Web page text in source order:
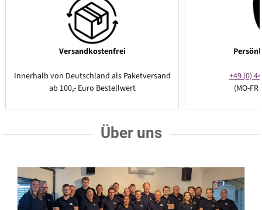
Versandkostenfrei
Innerhalb von Deutschland als Paketversand
ab 100,- Euro Bestellwert
+49 (0)
(MO-
Über uns